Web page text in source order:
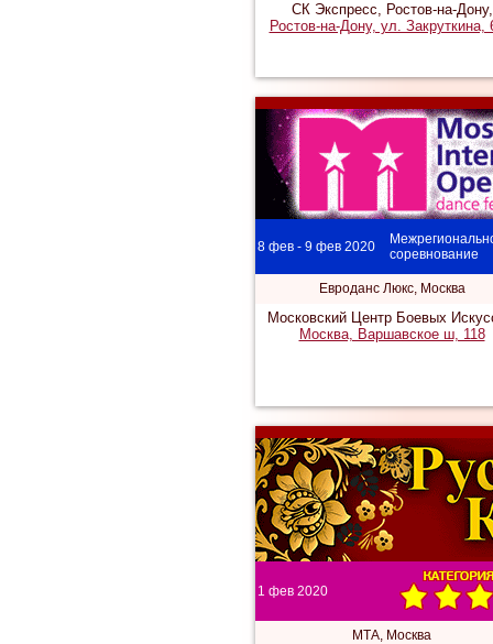
СК Экспресс, Ростов-на-Дону,
Ростов-на-Дону, ул. Закруткина,
8 фев - 9 фев 2020
соревнование
Евроданс Люкс, Москва
Московский Центр Боевых
Москва, Варшавское ш, 118
1 фев 2020
МТА, Москва